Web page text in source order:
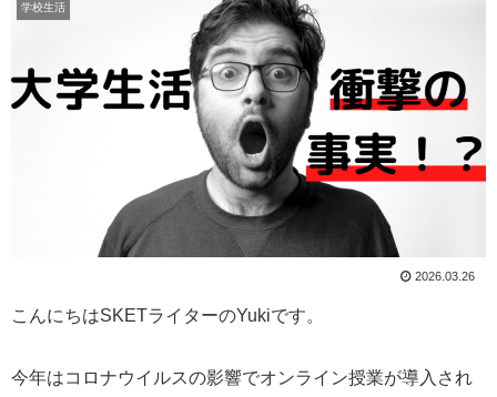
学校生活
2026.03.26
こんにちはSKETライターのYukiです。
今年はコロナウイルスの影響でオンライン授業が導入され